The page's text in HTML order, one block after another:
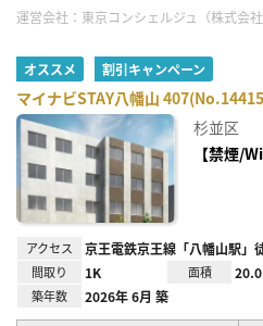
運営会社： 東京コンシェルジュ（株式会
オススメ 割引キャンペーン
マイナビSTAY八幡山
杉並区
【禁煙/
アクセス 京王電鉄京王線「八幡山駅」
間取り 1K 面積
築年数 2026年 6月 築